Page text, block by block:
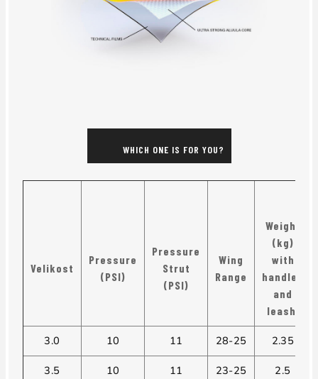
WHICH ONE IS FOR YOU?
Velikost
Pressure
(PSI)
Pressure
Strut
(PSI)
Wing
Range
Weight
(kg)
with
handles
and
leash
3.0 10 11 28-25 2.35
3.5 10 11 23-25 2.5